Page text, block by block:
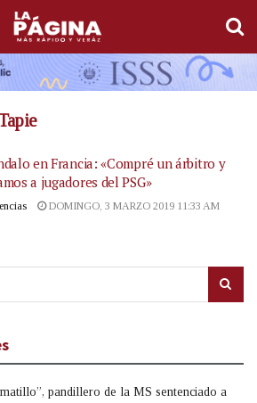
en Francia: «Compré un árbitro y
a jugadores del PSG»
DOMINGO, 3 MARZO 2019 11:33 AM
pandillero de la MS sentenciado a